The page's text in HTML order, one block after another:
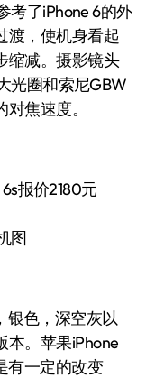
考了iPhone 6的外
渡，使机身看起
缩减。摄影镜头
光圈和索尼GBW
焦速度。
图
银色，深空灰以
本。苹果iPhone
有一定的改变